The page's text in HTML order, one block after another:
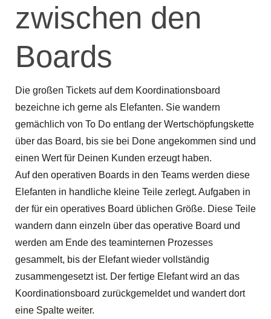
zwischen den
Boards
Die großen Tickets auf dem Koordinationsboard
bezeichne ich gerne als Elefanten. Sie wandern
gemächlich von To Do entlang der Wertschöpfungskette
über das Board, bis sie bei Done angekommen sind und
einen Wert für Deinen Kunden erzeugt haben.
Auf den operativen Boards in den Teams werden diese
Elefanten in handliche kleine Teile zerlegt. Aufgaben in
der für ein operatives Board üblichen Größe. Diese Teile
wandern dann einzeln über das operative Board und
werden am Ende des teaminternen Prozesses
gesammelt, bis der Elefant wieder vollständig
zusammengesetzt ist. Der fertige Elefant wird an das
Koordinationsboard zurückgemeldet und wandert dort
eine Spalte weiter.